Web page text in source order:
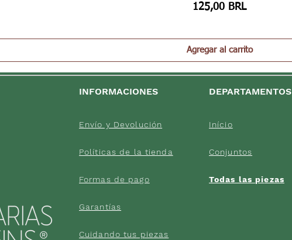
Precio
125,00 BRL
Agregar al carrito
INFORMACIONES
Envío y Devolución
Políticas de la tienda
Formas de pago
Garantías
Cuidando tus piezas
DEPARTAMENTOS
Início
Conjuntos
Todas las piezas